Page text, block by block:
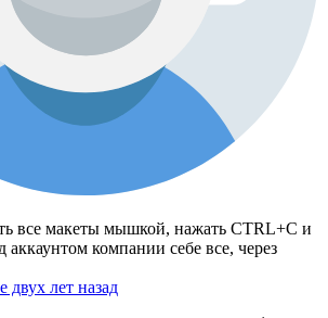
все макеты мышкой, нажать CTRL+C и
аккаунтом компании себе все, через
двух лет назад